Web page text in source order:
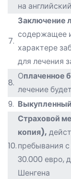
на
7.
Заключение
содержащее
характере
для лечения
8.
Оплаченное
лечение
9.
10.
Страховой
копия),
пребывания
30.000 евро,
Шенгена